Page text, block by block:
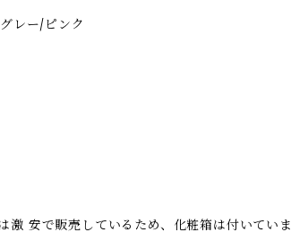
レー/ピンク
安で販売しているため、化粧箱は付いていま